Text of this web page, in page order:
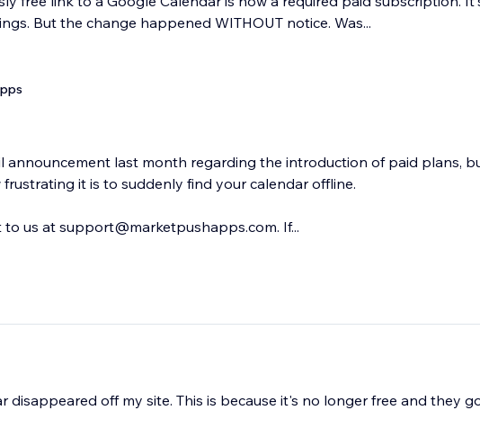
But the change happened WITHOUT notice. Was...
announcement last month regarding the introduction of paid plans,
it is to suddenly find your calendar offline.
to us at support@marketpushapps.com. If...
disappeared off my site. This is because it's no longer free and they